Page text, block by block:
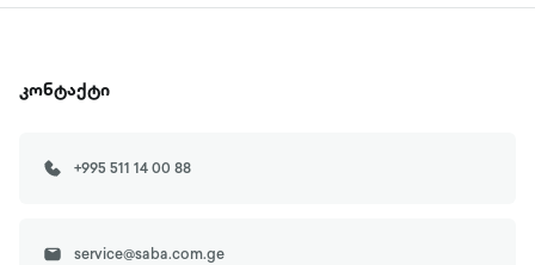
კონტაქტი
+995 511 14 00 88
service@saba.com.ge